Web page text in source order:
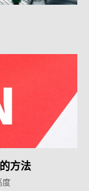
方法
度